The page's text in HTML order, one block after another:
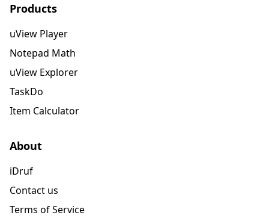
Products
uView Player
Notepad Math
uView Explorer
TaskDo
Item Calculator
About
iDruf
Contact us
Terms of Service